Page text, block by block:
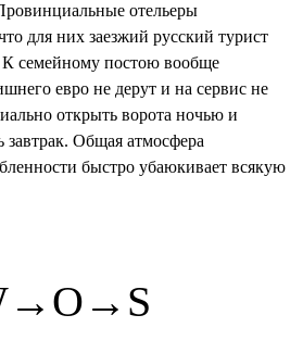
отельеры
для них заезжий русский турист
семейному постою вообще
евро не дерут и на сервис не
открыть ворота ночью и
завтрак. Общая атмосфера
быстро убаюкивает всякую